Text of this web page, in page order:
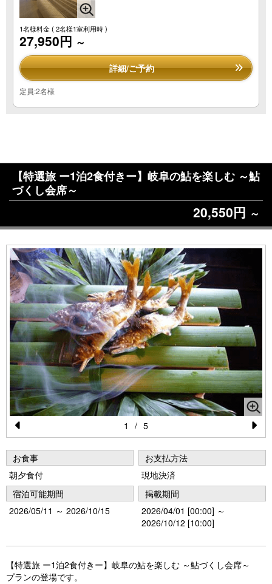
1名様料金( 2名様1室利用時 )
27,950円 ～
詳細/ご予約
定員:2名様
【特選旅 ー1泊2食付きー】岐阜の鮎を楽しむ ～鮎
づくし会席～
20,550円 ～
Pr
e
vi
o
u
N
1 / 5
お食事
朝夕食付
お支払方法
現地決済
宿泊可能期間
2026/05/11 ～ 2026/10/15
掲載期間
2026/04/01 [00:00] ～
2026/10/12 [10:00]
【特選旅 ー1泊2食付きー】岐阜の鮎を楽しむ ～鮎づくし会席～
プランの登場です。